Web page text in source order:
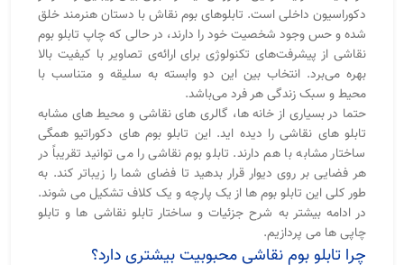
دکوراسیون داخلی است. تابلوهای بوم نقاش با دستان هنرمند خلق
شده و حس وجود شخصیت خود را دارند، در حالی که چاپ تابلو بوم
نقاشی از پیشرفت‌های تکنولوژی برای ارائه‌ی تصاویر با کیفیت بالا
بهره می‌برد. انتخاب بین این دو وابسته به سلیقه و متناسب با
محیط و سبک زندگی هر فرد می‌باشد.
حتما در بسیاری از خانه ها، گالری های نقاشی و محیط های مشابه
تابلو های نقاشی را دیده اید. این تابلو بوم های دکوراتیو همگی
ساختار مشابه با هم دارند. تابلو بوم نقاشی را می توانید تقریباً در
هر فضایی بر روی دیوار قرار بدهید تا فضای شما را زیباتر کند. به
طور کلی این تابلو بوم ها از یک پارچه و یک کلاف تشکیل می شوند.
در ادامه بیشتر به شرح جزئیات و ساختار تابلو نقاشی ها و تابلو
چاپی ها می پردازیم.
چرا تابلو بوم نقاشی محبوبیت بیشتری دارد؟